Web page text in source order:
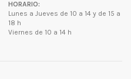
HORARIO:
Lunes a Jueves de 10 a 14 y de 15 a
18 h
Viernes de 10 a 14 h